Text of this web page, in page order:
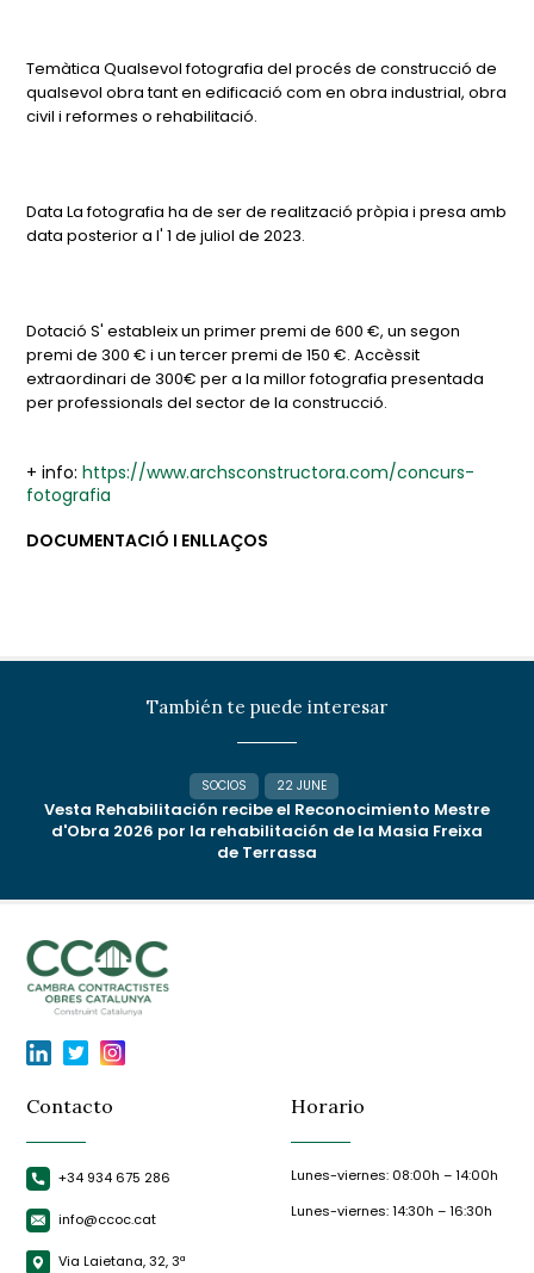
Temàtica Qualsevol fotografia del procés de construcció de
qualsevol obra tant en edificació com en obra industrial, obra
civil i reformes o rehabilitació.
Data La fotografia ha de ser de realització pròpia i presa amb
data posterior a l' 1 de juliol de 2023.
Dotació S' estableix un primer premi de 600 €, un segon
premi de 300 € i un tercer premi de 150 €. Accèssit
extraordinari de 300€ per a la millor fotografia presentada
per professionals del sector de la construcció.
+ info:https://www.archsconstructora.com/concurs-
fotografia
DOCUMENTACIÓ I ENLLAÇOS
También te puede interesar
SOCIOS 22 JUNE
Vesta Rehabilitación recibe el Reconocimiento Mestre
d'Obra 2026 por la rehabilitación de la Masia Freixa
de Terrassa
Contacto
+34 934 675 286
info@ccoc.cat
Via Laietana, 32, 3ª
Horario
Lunes-viernes: 08:00h – 14:00h
Lunes-viernes: 14:30h – 16:30h